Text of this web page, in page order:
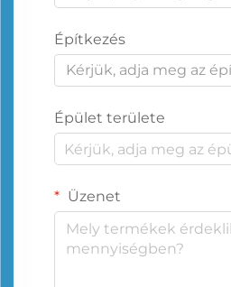
Építkezés
Kérjük, adja meg az
Épület területe
Üzenet